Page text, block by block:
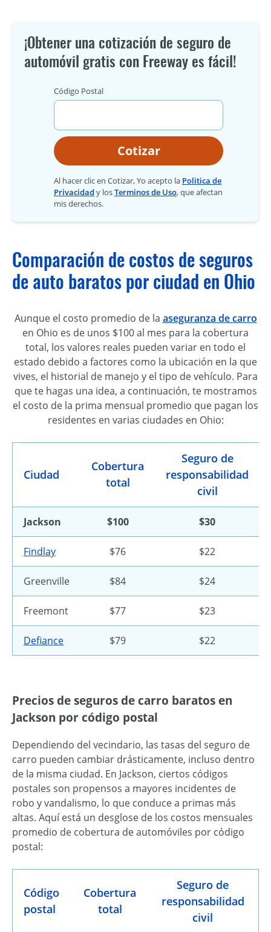
¡Obtener una cotización de seguro de
automóvil gratis con Freeway es fácil!
Código Postal
Cotizar
Al hacer clic en Cotizar, Yo acepto la Politica de
Privacidad y losTerminos de Uso, que afectan
mis derechos.
Comparación de costos de seguros
de auto baratos por ciudad en Ohio
Aunque el costo promedio de la aseguranza de carro
en Ohio es de unos $100 al mes para la cobertura
total, los valores reales pueden variar en todo el
estado debido a factores como la ubicación en la que
vives, el historial de manejo y el tipo de vehículo. Para
que te hagas una idea, a continuación, te mostramos
el costo de la prima mensual promedio que pagan los
residentes en varias ciudades en Ohio:
Ciudad
Cobertura
total
Seguro de
responsabilidad
civil
Jackson $100 $30
Findlay $76 $22
Greenville $84 $24
Freemont $77 $23
Defiance $79 $22
Precios de seguros de carro baratos en
Jackson por código postal
Dependiendo del vecindario, las tasas del seguro de
carro pueden cambiar drásticamente, incluso dentro
de la misma ciudad. En Jackson, ciertos códigos
postales son propensos a mayores incidentes de
robo y vandalismo, lo que conduce a primas más
altas. Aquí está un desglose de los costos mensuales
promedio de cobertura de automóviles por código
postal:
Código
postal
Cobertura
total
Seguro de
responsabilidad
civil